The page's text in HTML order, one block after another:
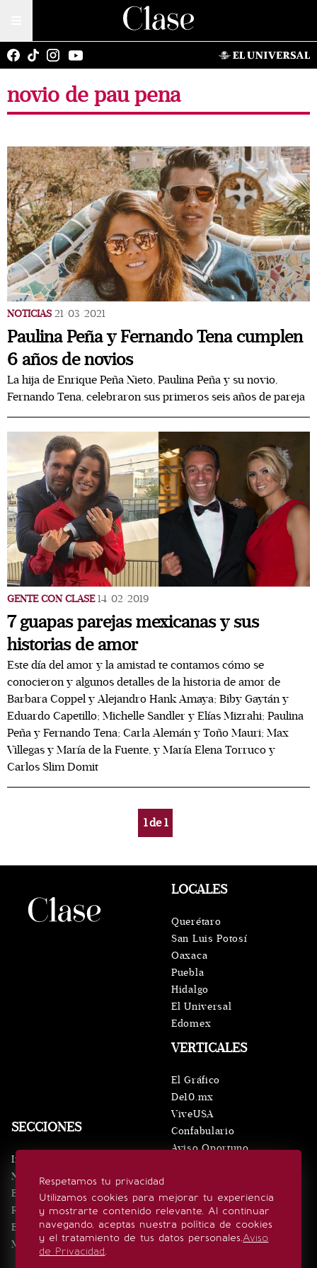
novio de pau pena
NOTICIAS 21/03/2021
Paulina Peña y Fernando Tena cumplen
6 años de novios
La hija de Enrique Peña Nieto, Paulina Peña y su novio,
Fernando Tena, celebraron sus primeros seis años de pareja
GENTE CON CLASE 14/02/2019
7 guapas parejas mexicanas y sus
historias de amor
Este día del amor y la amistad te contamos cómo se
conocieron y algunos detalles de la historia de amor de
Barbara Coppel y Alejandro Hank Amaya; Biby Gaytán y
Eduardo Capetillo; Michelle Sandler y Elías Mizrahi; Paulina
Peña y Fernando Tena; Carla Alemán y Toño Mauri; Max
Villegas y María de la Fuente, y María Elena Torruco y
Carlos Slim Domit
1de1
Respetamos tu privacidad
Utilizamos cookies para mejorar tu experiencia
y mostrarte contenido relevante. Al continuar
navegando, aceptas nuestra política de cookies
y el tratamiento de tus datos personales.Aviso
de Privacidad.
SECCIONES
Inicio
Noticias
Eventos
Realeza
Estilo de vida
Minuto x Minuto
VERTICALES
El Gráfico
De10.mx
ViveUSA
Confabulario
Aviso Oportuno
LOCALES
Querétaro
San Luis Potosí
Oaxaca
Puebla
Hidalgo
El Universal
Edomex
SÍGUENOS